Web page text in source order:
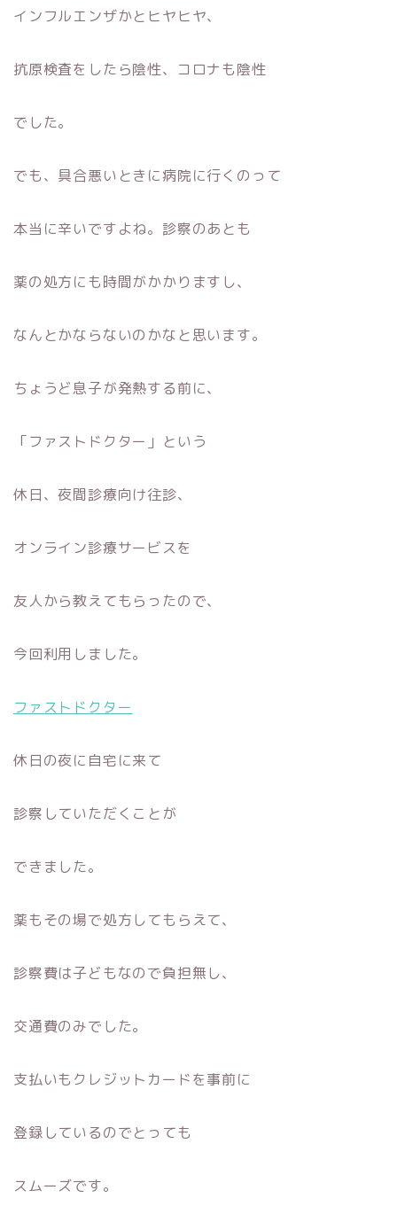
インフルエンザかとヒヤヒヤ、
抗原検査をしたら陰性、コロナも陰性
でした。
でも、具合悪いときに病院に行くのって
本当に辛いですよね。診察のあとも
薬の処方にも時間がかかりますし、
なんとかならないのかなと思います。
ちょうど息子が発熱する前に、
「ファストドクター」という
休日、夜間診療向け往診、
オンライン診療サービスを
友人から教えてもらったので、
今回利用しました。
ファストドクター
休日の夜に自宅に来て
診察していただくことが
できました。
薬もその場で処方してもらえて、
診察費は子どもなので負担無し、
交通費のみでした。
支払いもクレジットカードを事前に
登録しているのでとっても
スムーズです。